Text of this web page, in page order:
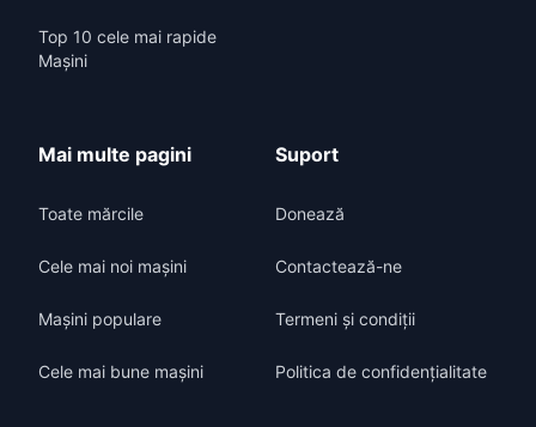
Top 10 cele mai rapide
Mașini
Mai multe pagini
Toate mărcile
Cele mai noi mașini
Mașini populare
Cele mai bune mașini
Suport
Donează
Contactează-ne
Termeni și condiții
Politica de confidențialitate